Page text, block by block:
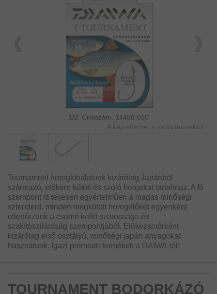
1/2: Cikkszám. 14458-010
A kép eltérhet a valós terméktől.
Tournament horogkínálatunk kizárólag Japánból
származó, előkére kötött és szóló horgokat tartalmaz. A fő
szempont itt teljesen egyértelműen a magas minőségi
sztenderd, minden megkötött horogelőkét egyenként
ellenőrzünk a csomó kellő szorossága és
szakítószilárdság szempontjából. Előkezsinórként
kizárólag első osztályú, minőségi japán anyagokat
használunk. Igazi prémium-termékek a DAIWA-tól!
TOURNAMENT BODORKÁZÓ